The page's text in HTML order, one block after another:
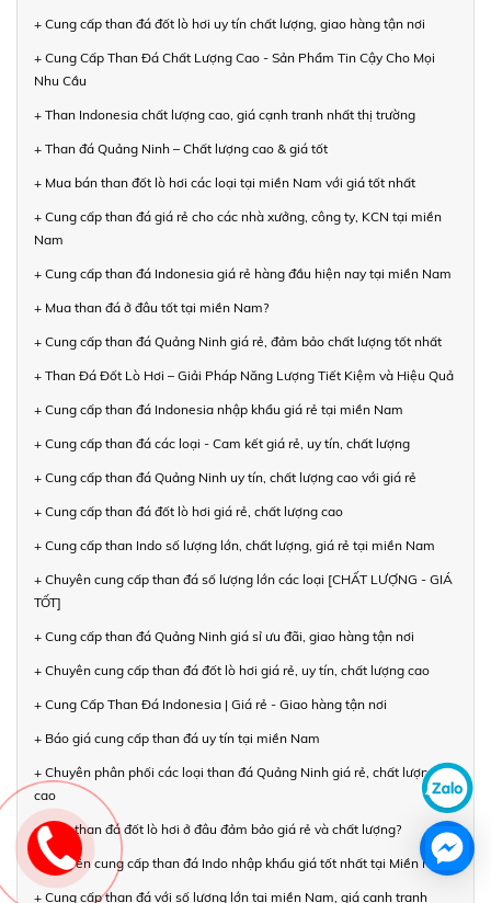
+ Cung cấp than đá đốt lò hơi uy tín chất lượng, giao hàng tận nơi
+ Cung Cấp Than Đá Chất Lượng Cao - Sản Phẩm Tin Cậy Cho Mọi
Nhu Cầu
+ Than Indonesia chất lượng cao, giá cạnh tranh nhất thị trường
+ Than đá Quảng Ninh – Chất lượng cao & giá tốt
+ Mua bán than đốt lò hơi các loại tại miền Nam với giá tốt nhất
+ Cung cấp than đá giá rẻ cho các nhà xưởng, công ty, KCN tại miền
Nam
+ Cung cấp than đá Indonesia giá rẻ hàng đầu hiện nay tại miền Nam
+ Mua than đá ở đâu tốt tại miền Nam?
+ Cung cấp than đá Quảng Ninh giá rẻ, đảm bảo chất lượng tốt nhất
+ Than Đá Đốt Lò Hơi – Giải Pháp Năng Lượng Tiết Kiệm và Hiệu Quả
+ Cung cấp than đá Indonesia nhập khẩu giá rẻ tại miền Nam
+ Cung cấp than đá các loại - Cam kết giá rẻ, uy tín, chất lượng
+ Cung cấp than đá Quảng Ninh uy tín, chất lượng cao với giá rẻ
+ Cung cấp than đá đốt lò hơi giá rẻ, chất lượng cao
+ Cung cấp than Indo số lượng lớn, chất lượng, giá rẻ tại miền Nam
+ Chuyên cung cấp than đá số lượng lớn các loại [CHẤT LƯỢNG - GIÁ
TỐT]
+ Cung cấp than đá Quảng Ninh giá sỉ ưu đãi, giao hàng tận nơi
+ Chuyên cung cấp than đá đốt lò hơi giá rẻ, uy tín, chất lượng cao
+ Cung Cấp Than Đá Indonesia | Giá rẻ - Giao hàng tận nơi
+ Báo giá cung cấp than đá uy tín tại miền Nam
+ Chuyên phân phối các loại than đá Quảng Ninh giá rẻ, chất lượng
cao
+ Mua than đá đốt lò hơi ở đâu đảm bảo giá rẻ và chất lượng?
+ Chuyên cung cấp than đá Indo nhập khẩu giá tốt nhất tại Miền Nam
+ Cung cấp than đá với số lượng lớn tại miền Nam, giá cạnh tranh